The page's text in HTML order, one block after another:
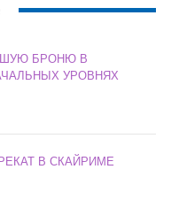
БРОНЮ В
УРОВНЯХ
В СКАЙРИМЕ